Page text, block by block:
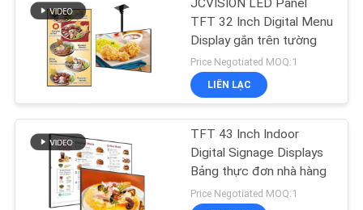
CHÚNG
TÔI
Bảng tương tác
thông minh
JCVISION LED Panel
TFT 32 Inch Digital Menu
Display gắn trên tường
Price Negotiated MOQ:1
LIÊN LẠC
TFT 43 Inch Indoor
Digital Signage Displays
Bảng thực đơn nhà hàng
Price Negotiated MOQ:1